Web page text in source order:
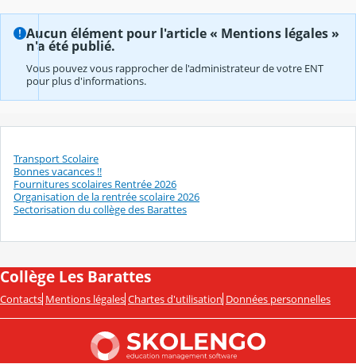
Aucun élément pour l'article « Mentions légales »
n'a été publié.
Vous pouvez vous rapprocher de l'administrateur de votre ENT
pour plus d'informations.
Transport Scolaire
Bonnes vacances !!
Fournitures scolaires Rentrée 2026
Organisation de la rentrée scolaire 2026
Sectorisation du collège des Barattes
Collège Les Barattes
Contacts Mentions légales Chartes d'utilisation Données personnelles